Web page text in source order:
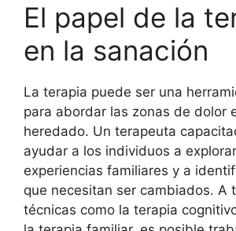
El papel de la
en la sanación
La terapia puede ser una
para abordar las zonas de dolor
heredado. Un terapeuta
ayudar a los individuos a
experiencias familiares y a
que necesitan ser cambiados. A
técnicas como la terapia